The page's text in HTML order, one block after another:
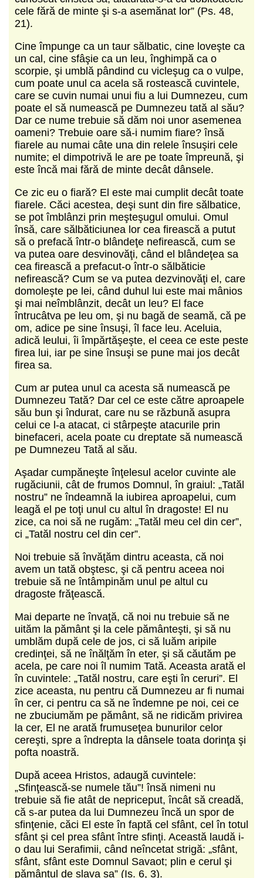
cele fără de minte şi s-a asemănat lor” (Ps. 48,
21).
Cine împunge ca un taur sălbatic, cine loveşte ca
un cal, cine sfâşie ca un leu, înghimpă ca o
scorpie, şi umblă pândind cu vicleşug ca o vulpe,
cum poate unul ca acela să rostească cuvintele,
care se cuvin numai unui fiu a lui Dumnezeu, cum
poate el să numească pe Dumnezeu tată al său?
Dar ce nume trebuie să dăm noi unor asemenea
oameni? Trebuie oare să-i numim fiare? însă
fiarele au numai câte una din relele însuşiri cele
numite; el dimpotrivă le are pe toate împreună, şi
este încă mai fără de minte decât dânsele.
Ce zic eu o fiară? El este mai cumplit decât toate
fiarele. Căci acestea, deşi sunt din fire sălbatice,
se pot îmblânzi prin meşteşugul omului. Omul
însă, care sălbăticiunea lor cea firească a putut
să o prefacă într-o blândeţe nefirească, cum se
va putea oare desvinovăţi, când el blândeţea sa
cea firească a prefacut-o într-o sălbăticie
nefirească? Cum se va putea dezvinovăţi el, care
domoleşte pe lei, când duhul lui este mai mânios
şi mai neîmblânzit, decât un leu? El face
întrucâtva pe leu om, şi nu bagă de seamă, că pe
om, adice pe sine însuşi, îl face leu. Aceluia,
adică leului, îi împărtăşeşte, el ceea ce este peste
firea lui, iar pe sine însuşi se pune mai jos decât
firea sa.
Cum ar putea unul ca acesta să numească pe
Dumnezeu Tată? Dar cel ce este către aproapele
său bun şi îndurat, care nu se răzbună asupra
celui ce l-a atacat, ci stârpeşte atacurile prin
binefaceri, acela poate cu dreptate să numească
pe Dumnezeu Tată al său.
Aşadar cumpăneşte înţelesul acelor cuvinte ale
rugăciunii, cât de frumos Domnul, în graiul: „Tatăl
nostru” ne îndeamnă la iubirea aproapelui, cum
leagă el pe toţi unul cu altul în dragoste! El nu
zice, ca noi să ne rugăm: „Tatăl meu cel din cer”,
ci „Tatăl nostru cel din cer”.
Noi trebuie să învăţăm dintru aceasta, că noi
avem un tată obştesc, şi că pentru aceea noi
trebuie să ne întâmpinăm unul pe altul cu
dragoste frăţească.
Mai departe ne învaţă, că noi nu trebuie să ne
uităm la pământ şi la cele pământeşti, şi să nu
umblăm după cele de jos, ci să luăm aripile
credinţei, să ne înălţăm în eter, şi să căutăm pe
acela, pe care noi îl numim Tată. Aceasta arată el
în cuvintele: „Tatăl nostru, care eşti în ceruri”. El
zice aceasta, nu pentru că Dumnezeu ar fi numai
în cer, ci pentru ca să ne îndemne pe noi, cei ce
ne zbuciumăm pe pământ, să ne ridicăm privirea
la cer, El ne arată frumuseţea bunurilor celor
cereşti, spre a îndrepta la dânsele toata dorinţa şi
pofta noastră.
După aceea Hristos, adaugă cuvintele:
„Sfinţească-se numele tău”! însă nimeni nu
trebuie să fie atât de nepriceput, încât să creadă,
că s-ar putea da lui Dumnezeu încă un spor de
sfinţenie, căci El este în faptă cel sfânt, cel în totul
sfânt şi cel prea sfânt între sfinţi. Această laudă i-
o dau lui Serafimii, când neîncetat strigă: „sfânt,
sfânt, sfânt este Domnul Savaot; plin e cerul şi
pământul de slava sa” (Is. 6, 3).